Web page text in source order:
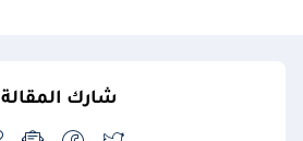
شارك المقالة